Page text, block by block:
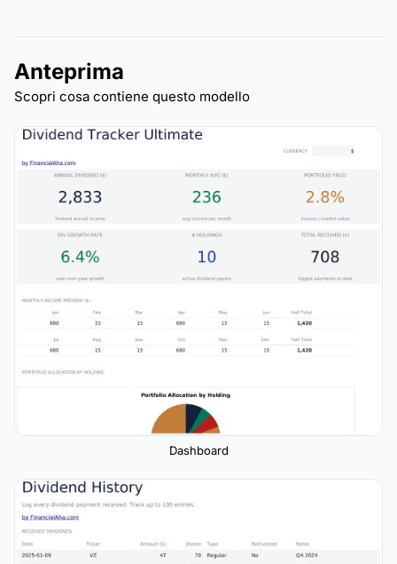
Anteprima
Scopri cosa contiene questo modello
Dashboard